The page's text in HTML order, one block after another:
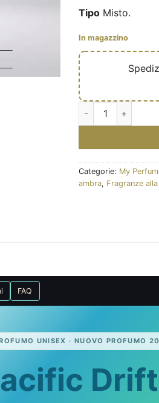
Tipo Misto.
In magazzino
Pacific Drift – Eau
Categorie: My
ambra, Fragranze
FAQ
UNISEX · NUOVO PROFUMO
Drift